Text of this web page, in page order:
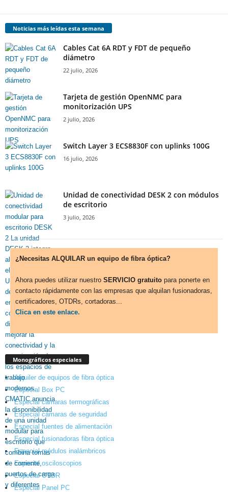
Noticias más leídas esta semana
Cables Cat 6A RDT y FDT de pequeño
diámetro
22 julio, 2026
Tarjeta de gestión OpenNMC para
monitorización UPS
2 julio, 2026
Switch Layer 3 ECS8830F con uplinks 100G
16 julio, 2026
Unidad de conectividad DESK 2 con módulos
de escritorio
3 julio, 2026
¿Necesitas ALQUILAR un equipo de fibra óptica?
Ahora puedes utilizar nuestro SERVICIO gratuito para ponerte en
contacto rápidamente con las empresas que alquilan fusionadoras,
certificadores, OTDRs, cortadoras...
Clica en este enlace.
Monográficos especiales
Alquiler de equipos de fibra óptica
Especial Box PC
Especial cámaras termográficas
Especial cámaras de seguridad
Especial fuentes de alimentación
Especial fusionadoras fibra óptica
Especial módulos inalámbricos
Especial osciloscopios
Especial OTDR
Especial Panel PC